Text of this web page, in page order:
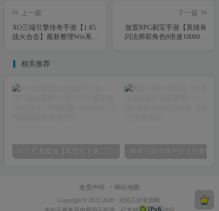
上一篇
XO三端引擎传奇手游【1.85
战火合击】最新整理Win系服
下一篇
放置RPG刷宝手游【英雄有
闪法师双角色8倍速10000级
相关推荐
免责声明 网站地图
Copyright © 2022-2026 · 元码工坊资源网